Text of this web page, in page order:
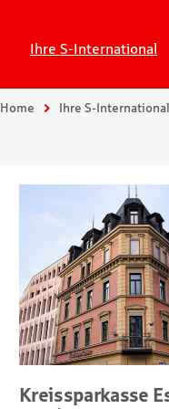
Ihre S-International
Home Ihre S-International
Kreissparkasse